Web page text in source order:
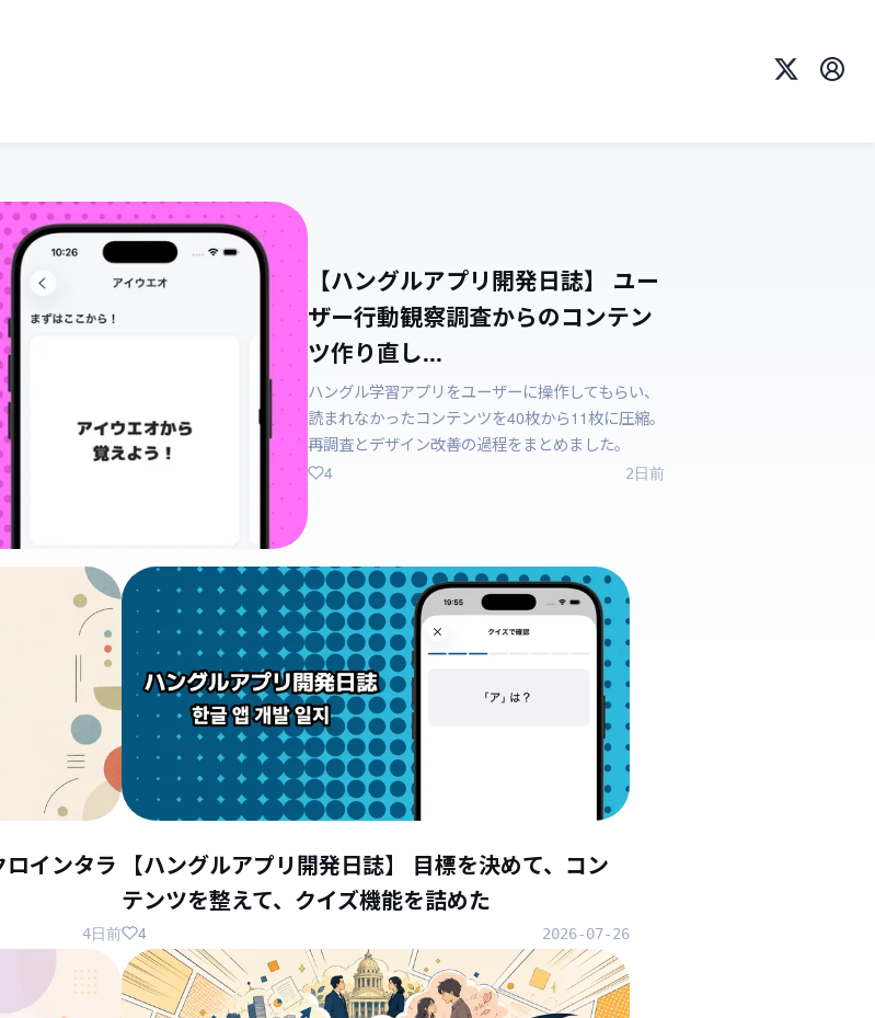
X プロ
【ハングルアプリ開発日誌】 ユー
ザー行動観察調査からのコンテン
ツ作り直し...
ハングル学習アプリをユーザーに操作してもらい、
読まれなかったコンテンツを40枚から11枚に圧縮。
再調査とデザイン改善の過程をまとめました。
2日前
4
ロインタラ
4日前
【ハングルアプリ開発日誌】 目標を決めて、コン
テンツを整えて、クイズ機能を詰めた
2026-07-26
4